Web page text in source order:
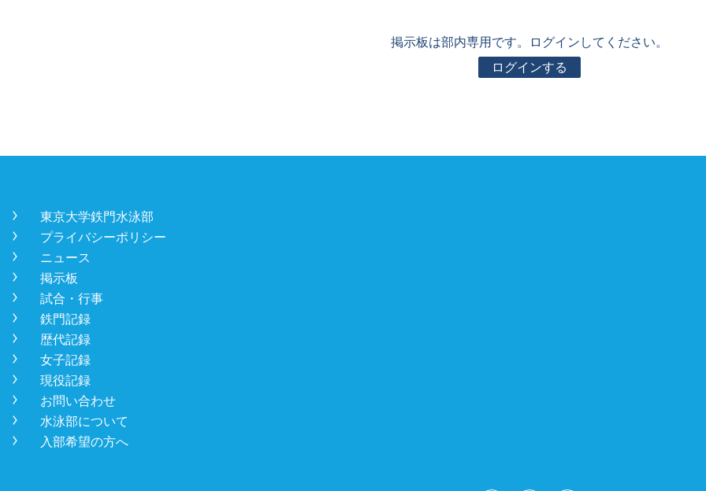
掲示板は部内専用です。ログインしてください。
ログインする
󿾡 東京大学鉄門水泳部
󿾡 プライバシーポリシー
󿾡 ニュース
󿾡 掲示板
󿾡 試合・行事
󿾡 鉄門記録
󿾡 歴代記録
󿾡 女子記録
󿾡 現役記録
󿾡 お問い合わせ
󿾡 水泳部について
󿾡 入部希望の方へ